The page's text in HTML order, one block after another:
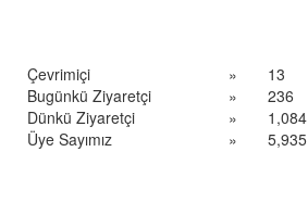
Çevrimiçi »
13
Bugünkü Ziyaretçi
»
236
Dünkü Ziyaretçi
»
1,084
Üye Sayımız
» 5,935